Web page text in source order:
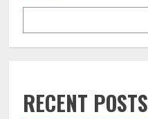
RECENT POSTS